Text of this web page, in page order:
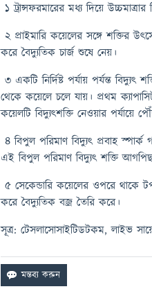
১ ট্রান্সফরমারের মধ্য দিয়ে
২ প্রাইমারি কয়েলের সঙ্গে শক্তির
করে বৈদ্যুতিক চার্জ শুষে নেয়।
৩ একটি নির্দিষ্ট পর্যায় পর্যন্ত
থেকে কয়েলে চলে যায়। প্রথম
কয়েলটি বিদ্যুৎশক্তি নেওয়ার পর্যায়ে
৪ বিপুল পরিমাণ বিদ্যুৎ প্রবাহ স্পার্ক
এই বিপুল পরিমাণ বিদ্যুৎ শক্তি
৫ সেকেন্ডারি কয়েলের ওপরে থাকে
করে বৈদ্যুতিক বজ্র তৈরি করে।
সূত্র: টেসলাসোসাইটিডটকম, লাইভ